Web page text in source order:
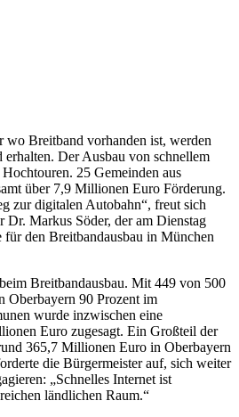
Breitband vorhanden ist, werden
erhalten. Der Ausbau von schnellem
25 Gemeinden aus
über 7,9 Millionen Euro Förderung.
zur digitalen Autobahn“, freut sich
Dr. Markus Söder, der am Dienstag
für den Breitbandausbau in München
Breitbandausbau. Mit 449 von 500
Oberbayern 90 Prozent im
wurde inzwischen eine
Euro zugesagt. Ein Großteil der
365,7 Millionen Euro in Oberbayern
die Bürgermeister auf, sich weiter
„Schnelles Internet ist
ländlichen Raum.“